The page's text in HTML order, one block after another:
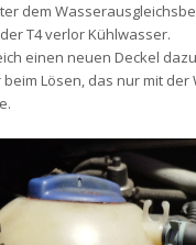
dem
T4 verlor Kühlwasser.
einen neuen Deckel
Lösen, das nur mit der